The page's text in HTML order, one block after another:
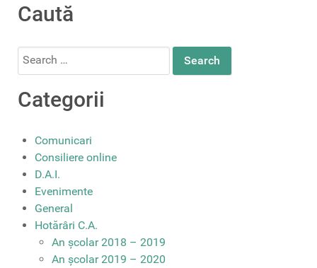
Caută
Search
Categorii
Comunicari
Consiliere online
D.A.I.
Evenimente
General
Hotărâri C.A.
An școlar 2018 – 2019
An școlar 2019 – 2020